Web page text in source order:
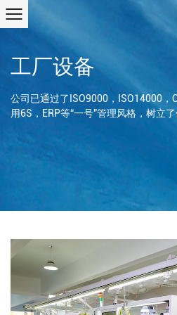
工厂设备
公司已通过了ISO9000，ISO14000，
用6S，ERP等“一号”管理风格，树立